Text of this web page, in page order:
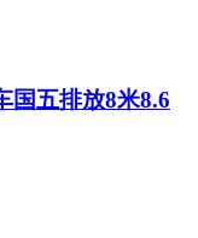
国五排放8米8.6